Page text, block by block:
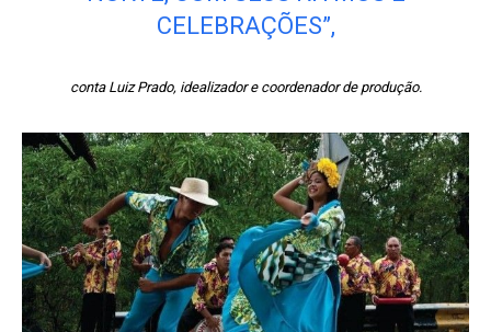
CELEBRAÇÕES”,
conta Luiz Prado, idealizador e coordenador de produção.